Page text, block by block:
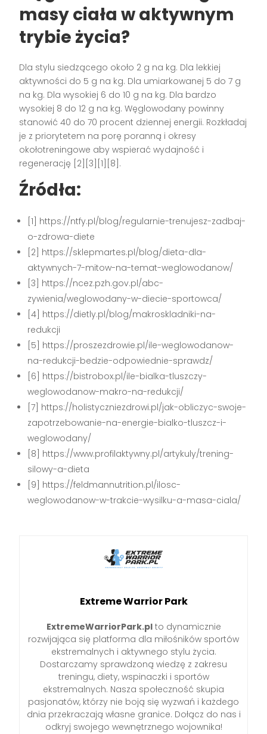
masy ciała w aktywnym
trybie życia?
Dla stylu siedzącego około 2 g na kg. Dla lekkiej
aktywności do 5 g na kg. Dla umiarkowanej 5 do 7 g
na kg. Dla wysokiej 6 do 10 g na kg. Dla bardzo
wysokiej 8 do 12 g na kg. Węglowodany powinny
stanowić 40 do 70 procent dziennej energii. Rozkładaj
je z priorytetem na porę poranną i okresy
okołotreningowe aby wspierać wydajność i
regenerację [2][3][1][8].
Źródła:
[1] https://ntfy.pl/blog/regularnie-trenujesz-zadbaj-
o-zdrowa-diete
[2] https://sklepmartes.pl/blog/dieta-dla-
aktywnych-7-mitow-na-temat-weglowodanow/
[3] https://ncez.pzh.gov.pl/abc-
zywienia/weglowodany-w-diecie-sportowca/
[4] https://dietly.pl/blog/makroskladniki-na-
redukcji
[5] https://proszezdrowie.pl/ile-weglowodanow-
na-redukcji-bedzie-odpowiednie-sprawdz/
[6] https://bistrobox.pl/ile-bialka-tluszczy-
weglowodanow-makro-na-redukcji/
[7] https://holistyczniezdrowi.pl/jak-obliczyc-swoje-
zapotrzebowanie-na-energie-bialko-tluszcz-i-
weglowodany/
[8] https://www.profilaktywny.pl/artykuly/trening-
silowy-a-dieta
[9] https://feldmannutrition.pl/ilosc-
weglowodanow-w-trakcie-wysilku-a-masa-ciala/
Extreme Warrior Park
ExtremeWarriorPark.plto dynamicznie
rozwijająca się platforma dla miłośników sportów
ekstremalnych i aktywnego stylu życia.
Dostarczamy sprawdzoną wiedzę z zakresu
treningu, diety, wspinaczki i sportów
ekstremalnych. Nasza społeczność skupia
pasjonatów, którzy nie boją się wyzwań i każdego
dnia przekraczają własne granice. Dołącz do nas i
odkryj swojego wewnętrznego wojownika!